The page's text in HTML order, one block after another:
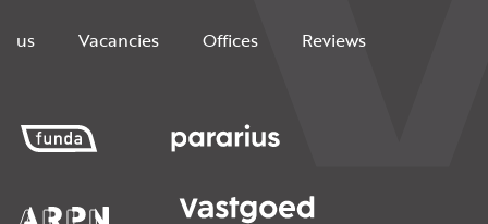
us Vacancies Offices Reviews